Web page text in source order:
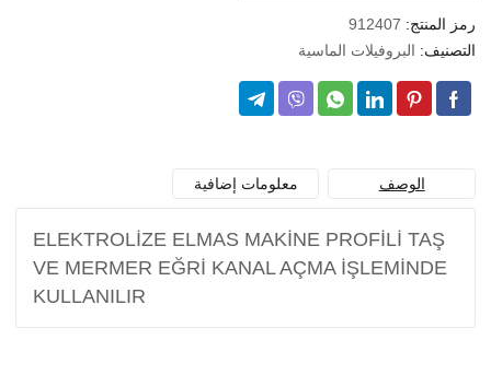
رمز المنتج: 912407
التصنيف: البروفيلات الماسية
الوصف معلومات إضافية
ELEKTROLİZE ELMAS MAKİNE PROFİLİ TAŞ
VE MERMER EĞRİ KANAL AÇMA İŞLEMİNDE
KULLANILIR